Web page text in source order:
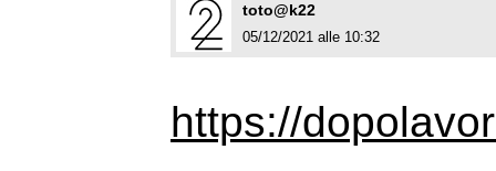
toto@k22
05/12/2021 alle 10:32
https://